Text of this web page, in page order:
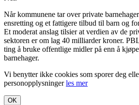
Når kommunene tar over private
ensretting og et fattigere tilbud til barn og
Et moderat anslag tilsier at verdien av de
sektoren er om lag 40 milliarder kroner.
ting å bruke offentlige midler på enn å
barnehager.
Vi benytter ikke cookies som sporer deg
personopplysningerles mer
OK